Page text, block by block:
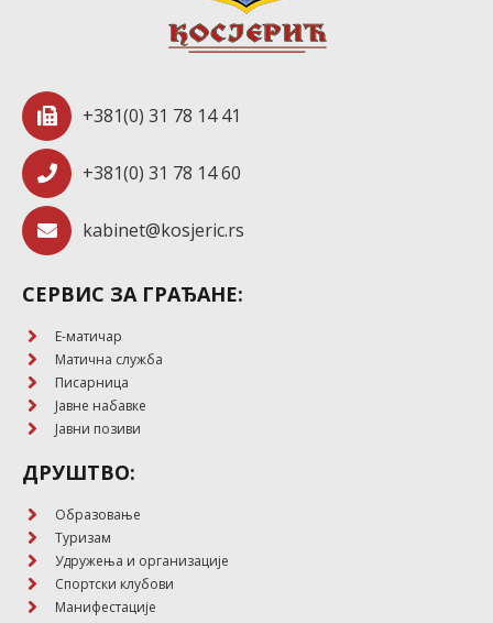
+381(0) 31 78 14 41
+381(0) 31 78 14 60
kabinet@kosjeric.rs
СЕРВИС ЗА ГРАЂАНЕ:
E-матичар
Матична служба
Писарница
Јавне набавке
Јавни позиви
ДРУШТВО:
Образовање
Туризам
Удружења и организације
Спортски клубови
Манифестације